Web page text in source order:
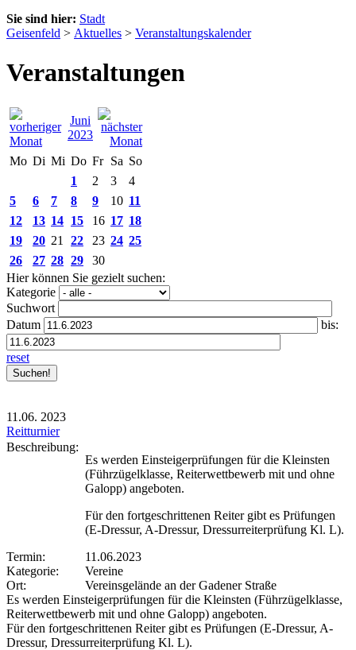
Sie sind hier: Stadt
Geisenfeld > Aktuelles > Veranstaltungskalender
Veranstaltungen
Juni
2023
Mo Di Mi Do Fr Sa So
1
2 3
4
5
6 7 8 9 10 11
12
13 14 15 16 17 18
19
20 21 22 23 24 25
26
27 28 29
30
Hier können Sie gezielt suchen:
Kategorie
Suchwort
Datum
bis:
reset
11.06. 2023
Reitturnier
Beschreibung:
Es werden Einsteigerprüfungen für die Kleinsten
(Führzügelklasse, Reiterwettbewerb mit und ohne
Galopp) angeboten.
Für den fortgeschrittenen Reiter gibt es Prüfungen
(E-Dressur, A-Dressur, Dressurreiterprüfung Kl. L).
Termin:
11.06.2023
Kategorie:
Vereine
Ort:
Vereinsgelände an der Gadener Straße
Es werden Einsteigerprüfungen für die Kleinsten (Führzügelklasse,
Reiterwettbewerb mit und ohne Galopp) angeboten.
Für den fortgeschrittenen Reiter gibt es Prüfungen (E-Dressur, A-
Dressur, Dressurreiterprüfung Kl. L).